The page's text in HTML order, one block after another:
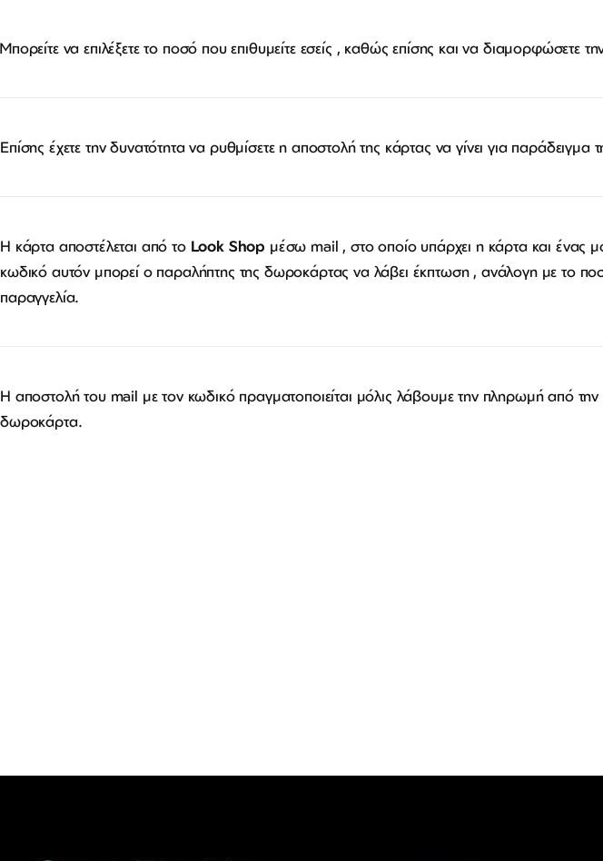
Σύνδεση/Εγγραφή
Μπορείτε να επιλέξετε το ποσό που επιθυμείτε εσείς , καθώς επίσης και να διαμορφώσετε
Επίσης έχετε την δυνατότητα να ρυθμίσετε η αποστολή της κάρτας να γίνει για
Η κάρτα αποστέλεται από το Look Shop μέσω mail , στο οποίο υπάρχει η κάρτα και ένας
κωδικό αυτόν μπορεί ο παραλήπτης της δωροκάρτας να λάβει έκπτωση , ανάλογη με το
παραγγελία.
Η αποστολή του mail με τον κωδικό πραγματοποιείται μόλις λάβουμε την πληρωμή από
δωροκάρτα.